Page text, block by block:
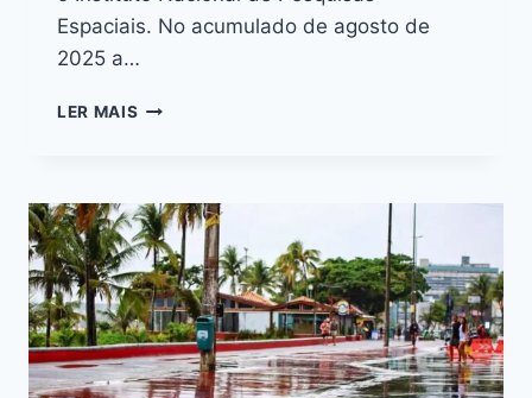
Espaciais. No acumulado de agosto de
2025 a…
LER MAIS